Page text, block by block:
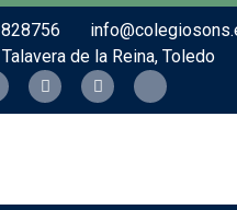
Talavera de la Reina, Toledo